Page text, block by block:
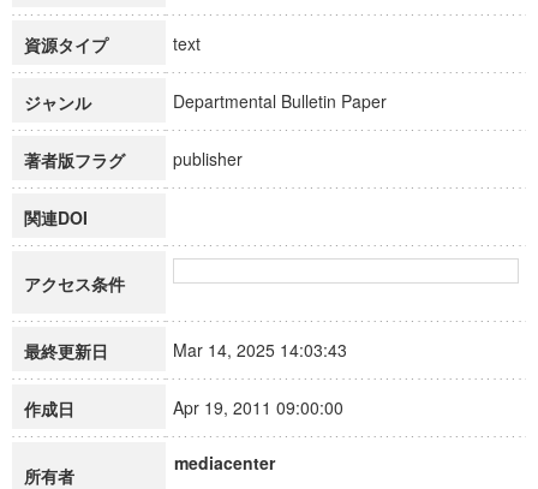
資源タイプ text
ジャンル Departmental Bulletin Paper
著者版フラグ publisher
関連DOI
アクセス条件
最終更新日 Mar 14, 2025 14:03:43
作成日 Apr 19, 2011 09:00:00
所有者
mediacenter